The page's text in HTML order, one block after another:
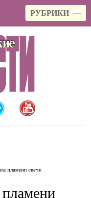
РУБРИКИ
пламени свечи